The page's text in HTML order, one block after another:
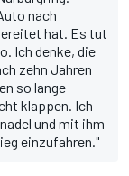
nach
hat. Es tut
Ich denke, die
zehn Jahren
so lange
klappen. Ich
und mit ihm
einzufahren."